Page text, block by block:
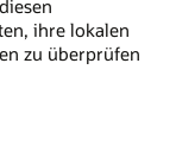
ihre lokalen
zu überprüfen